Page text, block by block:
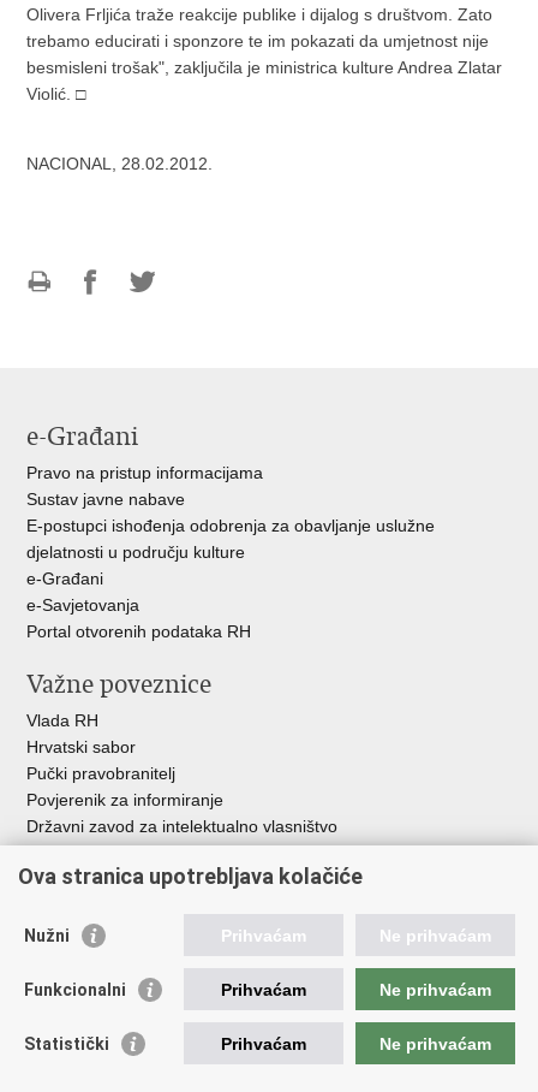
Olivera Frljića traže reakcije publike i dijalog s društvom. Zato
trebamo educirati i sponzore te im pokazati da umjetnost nije
besmisleni trošak", zaključila je ministrica kulture Andrea Zlatar
Violić. □
NACIONAL, 28.02.2012.
e-Građani
Pravo na pristup informacijama
Sustav javne nabave
E-postupci ishođenja odobrenja za obavljanje uslužne
djelatnosti u području kulture
e-Građani
e-Savjetovanja
Portal otvorenih podataka RH
Važne poveznice
Vlada RH
Hrvatski sabor
Pučki pravobranitelj
Povjerenik za informiranje
Državni zavod za intelektualno vlasništvo
HAKOM
Ostale poveznice
Hrvatski audiovizualni centar
Creative Europe
Ova stranica upotrebljava kolačiće
Nužni Prihvaćam Ne prihvaćam
Funkcionalni Prihvaćam Ne prihvaćam
Statistički Prihvaćam Ne prihvaćam